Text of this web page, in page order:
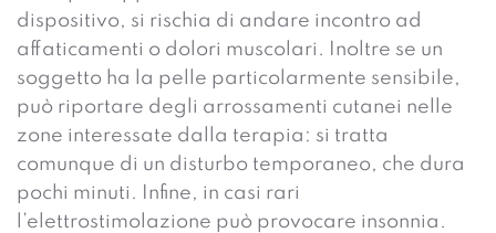
dispositivo, si rischia di andare incontro ad
affaticamenti o dolori muscolari. Inoltre se un
soggetto ha la pelle particolarmente sensibile,
può riportare degli arrossamenti cutanei nelle
zone interessate dalla terapia: si tratta
comunque di un disturbo temporaneo, che dura
pochi minuti. Infine, in casi rari
l’elettrostimolazione può provocare insonnia.